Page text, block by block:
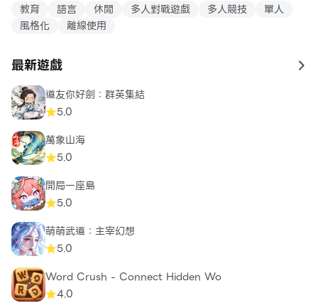
教育 語言 休閒 多人對戰遊戲 多人競技
單人
風格化
離線使用
最新遊戲 to
道友你好劍：群英集結
5.0
萬象山海
5.0
開局一座島
5.0
萌萌武道：主宰幻想
5.0
Word Crush - Connect Hidden Wo
4.0